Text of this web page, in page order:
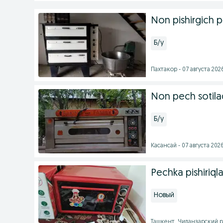
Non pishirgich
Б/у
Пахтакор - 07 августа
Non pech
Б/у
Касансай - 07 августа
Pechka
Новый